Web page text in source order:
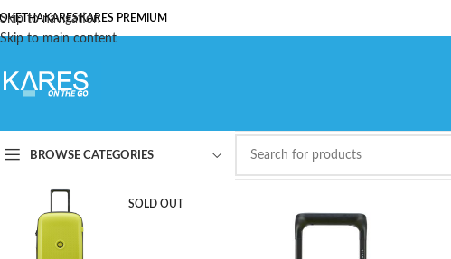
Skip to navigation
Skip to main content
KARESKARES PREMIUM
BROWSE CATEGORIES
SOLD OUT